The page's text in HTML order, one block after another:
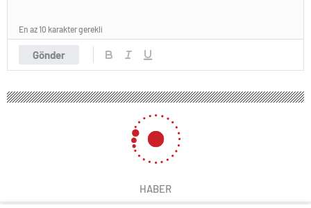
Gönder
En az 10 karakter gerekli
HABER